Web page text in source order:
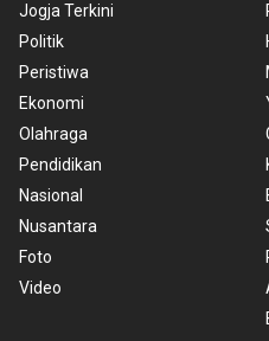
Jogja Terkini
Politik
Peristiwa
Ekonomi
Olahraga
Pendidikan
Nasional
Nusantara
Foto
Video